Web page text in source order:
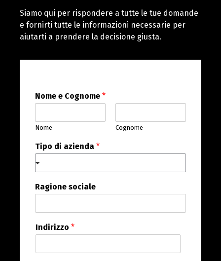
Siamo qui per rispondere a tutte le tue domande
e fornirti tutte le informazioni necessarie per
aiutarti a prendere la decisione giusta.
Nome e Cognome *
Nome Cognome
Tipo di azienda *
Ragione sociale
Indirizzo *